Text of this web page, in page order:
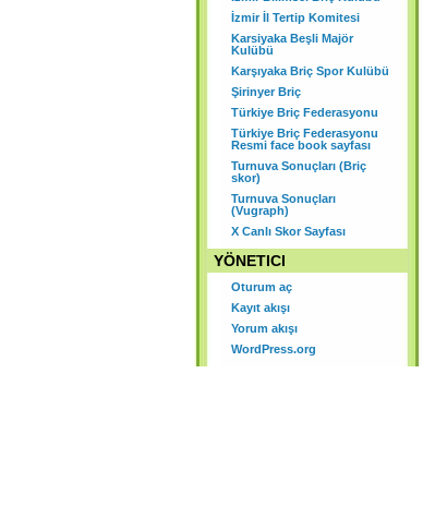
İzmir İl Tertip Komitesi
Karsiyaka Beşli Majör
Kulübü
Karşıyaka Briç Spor Kulübü
Şirinyer Briç
Türkiye Briç Federasyonu
Türkiye Briç Federasyonu
Resmi face book sayfası
Turnuva Sonuçları (Briç
skor)
Turnuva Sonuçları
(Vugraph)
X Canlı Skor Sayfası
YÖNETICI
Oturum aç
Kayıt akışı
Yorum akışı
WordPress.org